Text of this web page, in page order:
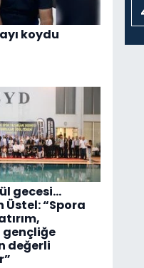
koydu
gecesi...
Üstel: “Spora
gençliğe
değerli